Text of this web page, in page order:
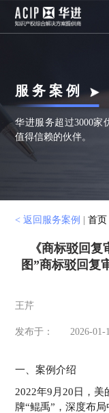
服 务 案 例
华进服务超过3000家
值得信赖的伙伴。
< 返回服务案例 |首页
《商标驳回
图”商标驳回复
王芹
发布于： 2026-01-
一、案例介绍
2022年9月20日，
牌“鲲禹”，深度布